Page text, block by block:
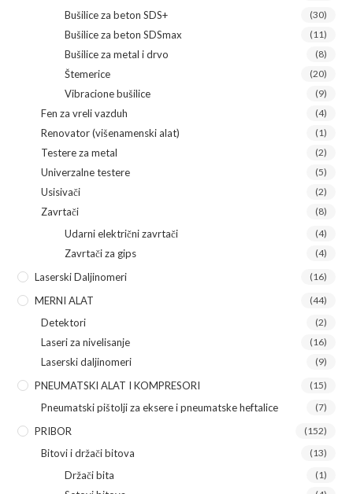
Bušilice za beton SDS+ (30)
Bušilice za beton SDSmax (11)
Bušilice za metal i drvo (8)
Štemerice (20)
Vibracione bušilice (9)
Fen za vreli vazduh (4)
Renovator (višenamenski alat) (1)
Testere za metal (2)
Univerzalne testere (5)
Usisivači (2)
Zavrtači (8)
Udarni električni zavrtači (4)
Zavrtači za gips (4)
Laserski Daljinomeri (16)
MERNI ALAT (44)
Detektori (2)
Laseri za nivelisanje (16)
Laserski daljinomeri (9)
PNEUMATSKI ALAT I KOMPRESORI (15)
Pneumatski pištolji za eksere i pneumatske heftalice (7)
PRIBOR (152)
Bitovi i držači bitova (13)
Držači bita (1)